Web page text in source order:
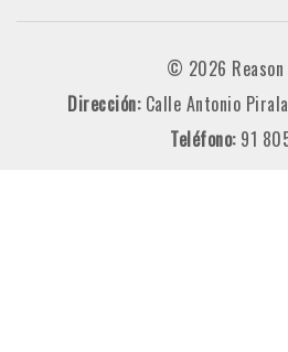
© 2026 Reason
Dirección: Calle Antonio
Teléfono: 91